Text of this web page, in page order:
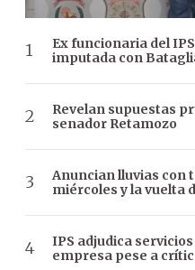
Ex funcionaria del
imputada con
Revelan supuestas
senador Retamozo
Anuncian lluvias con
miércoles y la vuelta
IPS adjudica
empresa pese a